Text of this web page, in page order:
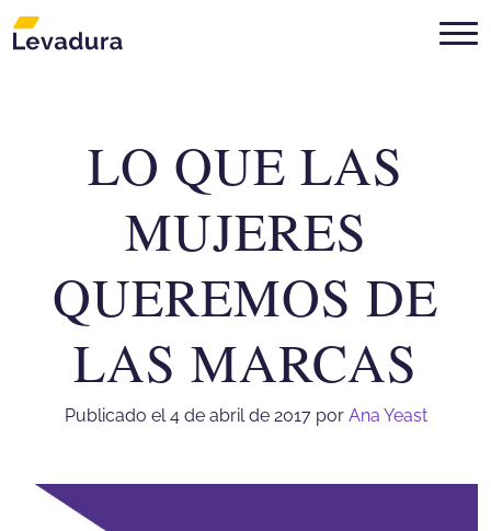
Agencia de marketing digital
LO QUE LAS
MUJERES
QUEREMOS DE
LAS MARCAS
Publicado el 4 de abril de 2017 por Ana Yeast